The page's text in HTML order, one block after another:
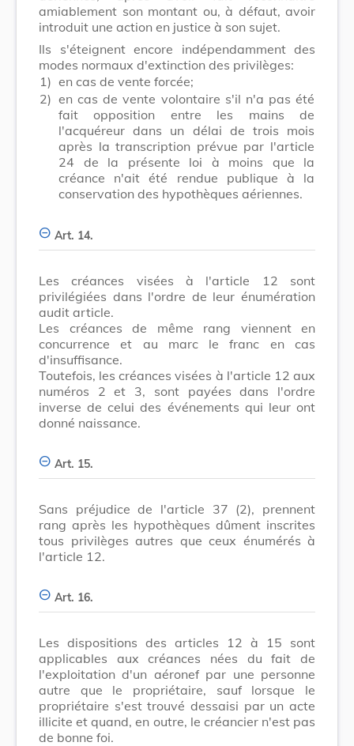
amiablement son montant ou, à défaut, avoir
introduit une action en justice à son sujet.
Ils s'éteignent encore indépendamment des
modes normaux d'extinction des privilèges:
1) en cas de vente forcée;
2) en cas de vente volontaire s'il n'a pas été
fait opposition entre les mains de
l'acquéreur dans un délai de trois mois
après la transcription prévue par l'article
24 de la présente loi à moins que la
créance n'ait été rendue publique à la
conservation des hypothèques aériennes.
Art. 14.
Les créances visées à l'article 12 sont
privilégiées dans l'ordre de leur énumération
audit article.
Les créances de même rang viennent en
concurrence et au marc le franc en cas
d'insuffisance.
Toutefois, les créances visées à l'article 12 aux
numéros 2 et 3, sont payées dans l'ordre
inverse de celui des événements qui leur ont
donné naissance.
Art. 15.
Sans préjudice de l'article 37 (2), prennent
rang après les hypothèques dûment inscrites
tous privilèges autres que ceux énumérés à
l'article 12.
Art. 16.
Les dispositions des articles 12 à 15 sont
applicables aux créances nées du fait de
l'exploitation d'un aéronef par une personne
autre que le propriétaire, sauf lorsque le
propriétaire s'est trouvé dessaisi par un acte
illicite et quand, en outre, le créancier n'est pas
de bonne foi.